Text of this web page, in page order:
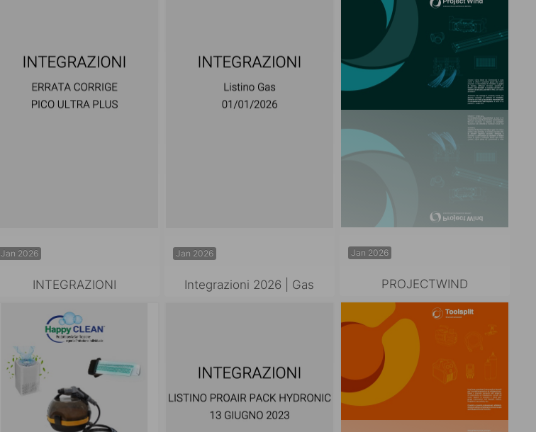
Jan 2026
INTEGRAZIONI
Jan 2026
Integrazioni 2026 | Gas
Jan 2026
PROJECTWIND